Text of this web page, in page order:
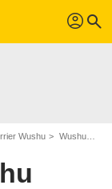
profil search
Wushu Wushu Warrior